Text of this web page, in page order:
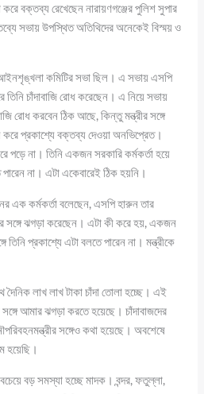
বক্তব্য রেখেছেন নারায়ণগঞ্জের পুলিশ সুপার
সভায় উপস্থিত অতিথিদের অনেকেই বিস্ময় ও
আইনশৃঙ্খলা কমিটির সভা ছিল। এ সভায় এসপি
তিনি চাঁদাবাজি রোধ করেছেন। এ নিয়ে সভায়
রোধ করবেন ঠিক আছে, কিন্তু মন্ত্রীর সঙ্গে
প্রকাশ্যে বক্তব্য দেওয়া অনভিপ্রেত।
পড়ে না। তিনি একজন সরকারি কর্মকর্তা হয়ে
না। এটা একেবারেই ঠিক হয়নি।
এক কর্মকর্তা বলেছেন, এসপি হারুন তার
সঙ্গে ঝগড়া করেছেন। এটা কী করে হয়, একজন
তিনি প্রকাশ্যে এটা বলতে পারেন না। মন্ত্রীকে
লাখ লাখ টাকা চাঁদা তোলা হচ্ছে। এই
আমার ঝগড়া করতে হয়েছে। চাঁদাবাজদের
সঙ্গেও কথা হয়েছে। অবশেষে
হয়েছি।
বড় সমস্যা হচ্ছে মাদক। বন্দর, ফতুল্লা,